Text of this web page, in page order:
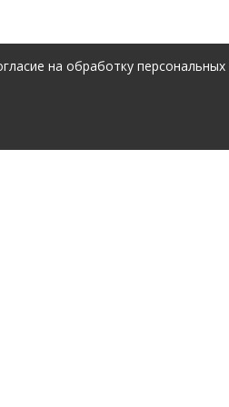
на обработку персональных